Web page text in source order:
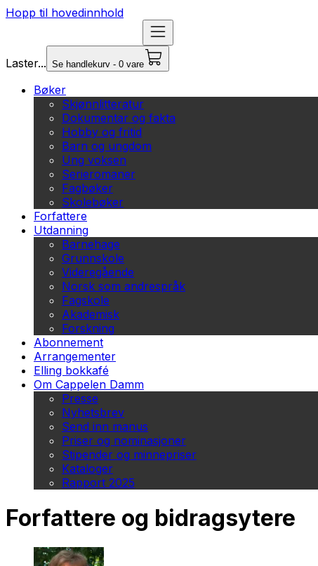
Hopp til hovedinnhold
Laster... Se handlekurv - 0 vare
Bøker
Skjønnlitteratur
Dokumentar og fakta
Hobby og fritid
Barn og ungdom
Ung voksen
Serieromaner
Fagbøker
Skolebøker
Forfattere
Utdanning
Barnehage
Grunnskole
Videregående
Norsk som andrespråk
Fagskole
Akademisk
Forskning
Abonnement
Arrangementer
Elling bokkafé
Om Cappelen Damm
Presse
Nyhetsbrev
Send inn manus
Priser og nominasjoner
Stipender og minnepriser
Kataloger
Rapport 2025
Forfattere og bidragsytere